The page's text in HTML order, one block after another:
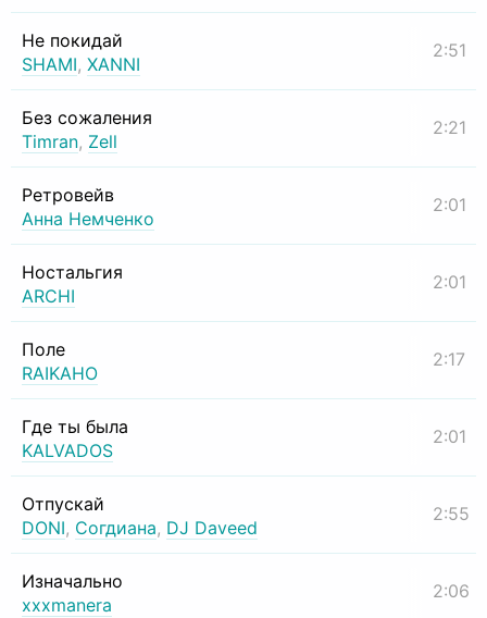
Не покидай
SHAMI, XANNI
2:51
Без сожаления
Timran, Zell
2:21
Ретровейв
Анна Немченко
2:01
Ностальгия
ARCHI
2:01
Поле
RAIKAHO
2:17
Где ты была
KALVADOS
2:01
Отпускай
DONI, Согдиана, DJ Daveed
2:55
Изначально
xxxmanera
2:06